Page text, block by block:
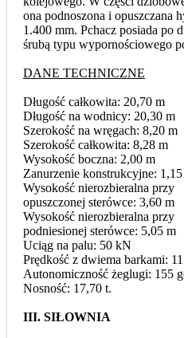
ona podnoszona i opuszczana
1.400 mm. Pchacz posiada po
śrubą typu wypornościowego
DANE TECHNICZNE
Długość całkowita: 20,70 m
Długość na wodnicy: 20,30 m
Szerokość na wręgach: 8,20 m
Szerokość całkowita: 8,28 m
Wysokość boczna: 2,00 m
Zanurzenie konstrukcyjne:
Wysokość nierozbieralna przy
opuszczonej sterówce: 3,60 m
Wysokość nierozbieralna przy
podniesionej sterówce: 5,05 m
Uciąg na palu: 50 kN
Prędkość z dwiema barkami:
Autonomiczność żeglugi: 155
Nosność: 17,70 t.
III. SIŁOWNIA